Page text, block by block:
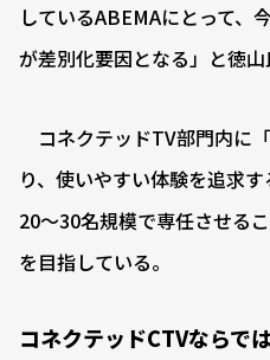
しているABEMAにとって、
が差別化要因となる」と徳山
コネクテッドTV部門内に
り、使いやすい体験を追求
20〜30名規模で専任させる
を目指している。
コネクテッドCTVならで